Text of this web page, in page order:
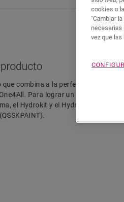
combina a la perfección con el
Para lograr un acabado
el Hydrokit y el Hydrostrip. El
cookies o
"Cambiar
necesarias
vez que las